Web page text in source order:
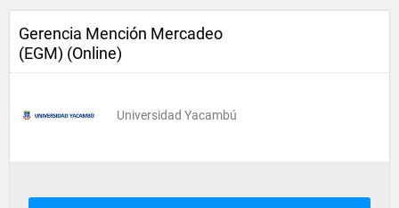
Gerencia Mención Mercadeo
(EGM) (Online)
Universidad Yacambú